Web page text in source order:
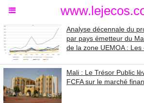
Analyse décennale du
par pays émetteur du
de la zone UEMOA :
Mali : Le Trésor Public
FCFA sur le marché